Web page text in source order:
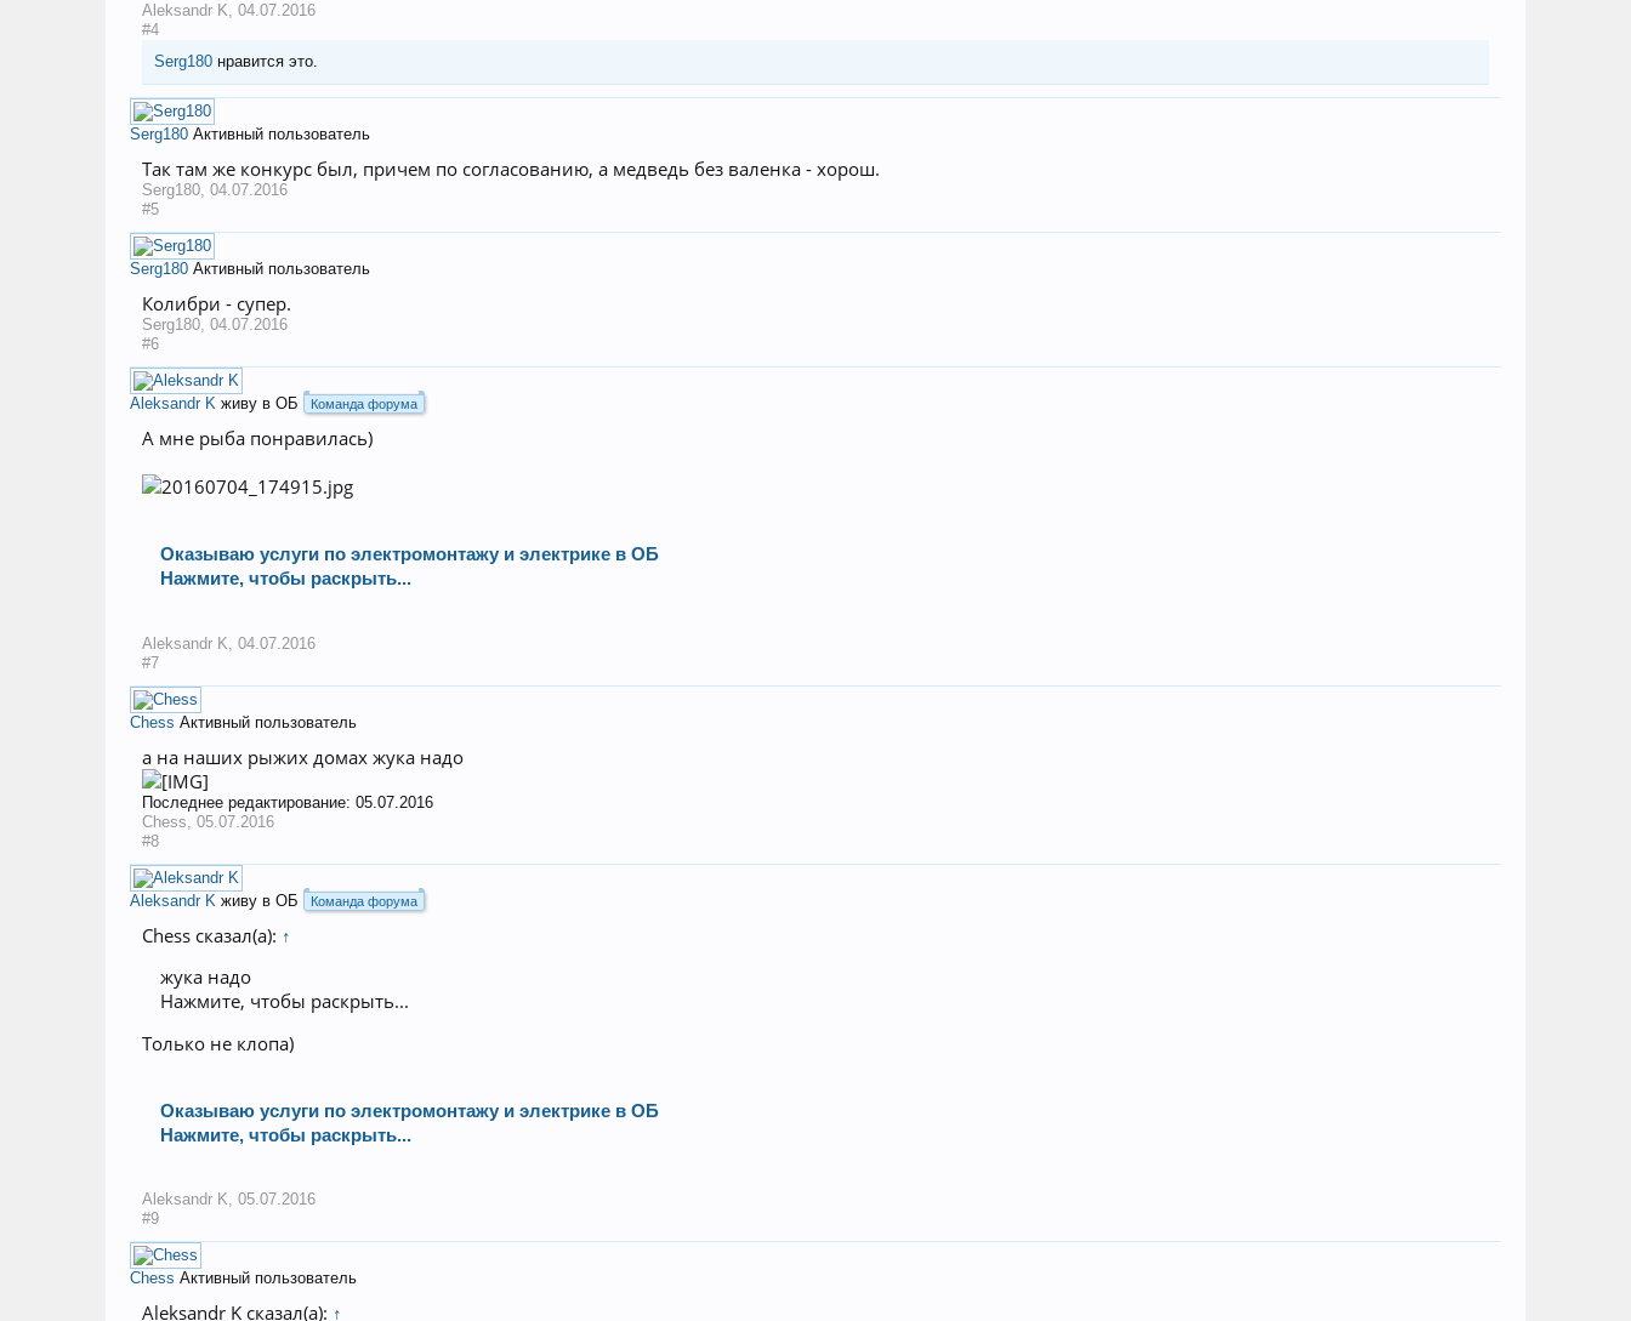
Aleksandr K, 04.07.2016
#4
Serg180 нравится это.
Serg180 Активный пользователь
Так там же конкурс был, причем по согласованию, а медведь без валенка - хорош.
Serg180, 04.07.2016
#5
Serg180 Активный пользователь
Колибри - супер.
Serg180, 04.07.2016
#6
Aleksandr K живу в ОБ Команда форума
А мне рыба понравилась)
Оказываю услуги по электромонтажу и электрике в ОБ
Нажмите, чтобы раскрыть...
Aleksandr K 04.07.2016
#7
Chess Активный пользователь
а на наших рыжих домах жука надо
Последнее редактирование: 05.07.2016
Chess 05.07.2016
#8
Aleksandr K живу в ОБ Команда форума
Chess сказал(а): ↑
жука надо
Нажмите, чтобы раскрыть...
Только не клопа)
Оказываю услуги по электромонтажу и электрике в ОБ
Нажмите, чтобы раскрыть...
Aleksandr K, 05.07.2016
#9
Chess Активный пользователь
Aleksandr K сказал(а): ↑